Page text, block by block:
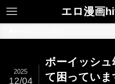
エロ漫画
ボーイッシ
て困ってい
2025
12/04